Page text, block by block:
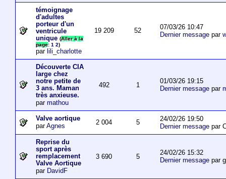
témoignage
d'adultes
porteur d'un
ventricule
unique (Aller à la
page: 1 2)
par lili_charlotte
19 209 52
07/03/26 10:47
Dernier messagepar
Découverte CIA
large chez
notre petite de
3 ans. Maman
très anxieuse.
par mathou
492 1
01/03/26 19:15
Dernier messagepar
Valve aortique
parAgnes 2 004 5
24/02/26 19:50
Dernier messagepar
Reprise du
sport après
remplacement
Valve Aortique
par DavidF
3 690 5
24/02/26 15:32
Dernier messagepar